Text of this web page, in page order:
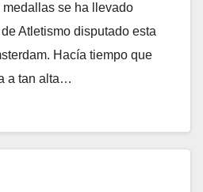
se ha llevado
Atletismo disputado esta
Hacía tiempo que
a tan alta…